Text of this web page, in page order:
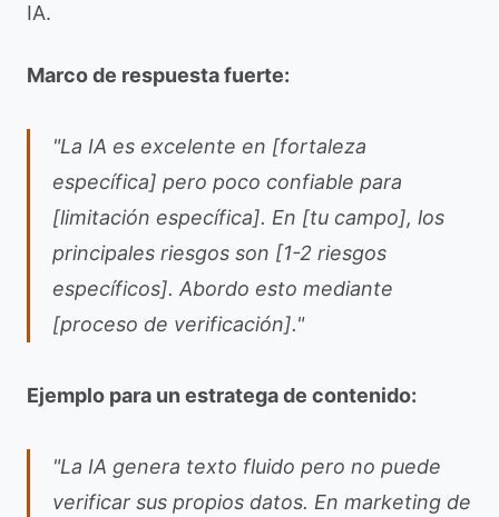
IA.
Marco de respuesta fuerte:
"La IA es excelente en [fortaleza
específica] pero poco confiable para
[limitación específica]. En [tu campo], los
principales riesgos son [1-2 riesgos
específicos]. Abordo esto mediante
[proceso de verificación]."
Ejemplo para un estratega de contenido:
"La IA genera texto fluido pero no puede
verificar sus propios datos. En marketing de